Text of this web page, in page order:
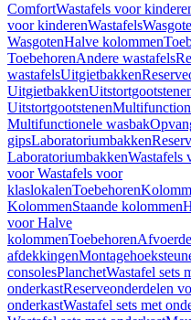
ComfortWastafels voor
voor kinderenWastafels
WasgotenHalve kolommen
ToebehorenAndere wastafels
wastafelsUitgietbakken
Uitgietbakken
Uitstortgootstenen
Multifunctionele wasbak
gipsLaboratoriumbakken
LaboratoriumbakkenWastafels
voor Wastafels voor
klaslokalenToebehoren
KolommenStaande kolommen
voor Halve
kolommenToebehoren
afdekkingen
consolesPlanchetWastafel sets
onderkastReserveonderdelen
onderkastWastafel sets met